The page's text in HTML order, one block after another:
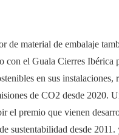
de material de embalaje
con el Guala Cierres Ibérica
en sus instalaciones,
de CO2 desde 2020.
el premio que vienen
sustentabilidad desde 2011.